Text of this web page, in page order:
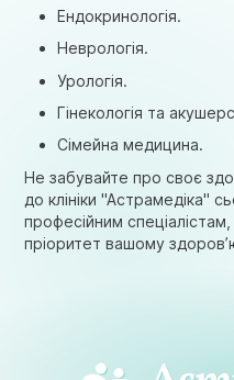
Ендокринологія.
Неврологія.
Урологія.
Гінекологія та
Сімейна медицина.
Не забувайте про своє
до клініки "Астрамедіка"
професійним
пріоритет вашому